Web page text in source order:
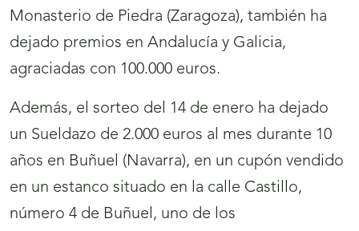
Monasterio de Piedra (Zaragoza), también ha
dejado premios en Andalucía y Galicia,
agraciadas con 100.000 euros.
Además, el sorteo del 14 de enero ha dejado
un Sueldazo de 2.000 euros al mes durante 10
años en Buñuel (Navarra), en un cupón vendido
en un estanco situado en la calle Castillo,
número 4 de Buñuel, uno de los